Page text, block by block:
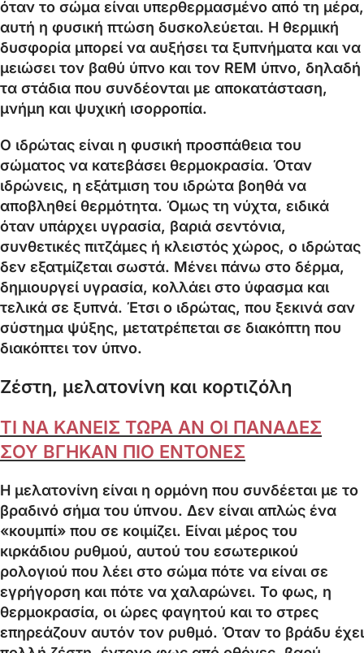
όταν το σώμα είναι υπερθερμασμένο από τη μέρα,
αυτή η φυσική πτώση δυσκολεύεται. Η θερμική
δυσφορία μπορεί να αυξήσει τα ξυπνήματα και να
μειώσει τον βαθύ ύπνο και τον REM ύπνο, δηλαδή
τα στάδια που συνδέονται με αποκατάσταση,
μνήμη και ψυχική ισορροπία.
Ο ιδρώτας είναι η φυσική προσπάθεια του
σώματος να κατεβάσει θερμοκρασία. Όταν
ιδρώνεις, η εξάτμιση του ιδρώτα βοηθά να
αποβληθεί θερμότητα. Όμως τη νύχτα, ειδικά
όταν υπάρχει υγρασία, βαριά σεντόνια,
συνθετικές πιτζάμες ή κλειστός χώρος, ο ιδρώτας
δεν εξατμίζεται σωστά. Μένει πάνω στο δέρμα,
δημιουργεί υγρασία, κολλάει στο ύφασμα και
τελικά σε ξυπνά. Έτσι ο ιδρώτας, που ξεκινά σαν
σύστημα ψύξης, μετατρέπεται σε διακόπτη που
διακόπτει τον ύπνο.
Ζέστη, μελατονίνη και κορτιζόλη
ΤΙ ΝΑ ΚΑΝΕΙΣ ΤΩΡΑ ΑΝ ΟΙ ΠΑΝΑΔΕΣ
ΣΟΥ ΒΓΗΚΑΝ ΠΙΟ ΕΝΤΟΝΕΣ
Η μελατονίνη είναι η ορμόνη που συνδέεται με το
βραδινό σήμα του ύπνου. Δεν είναι απλώς ένα
«κουμπί» που σε κοιμίζει. Είναι μέρος του
κιρκάδιου ρυθμού, αυτού του εσωτερικού
ρολογιού που λέει στο σώμα πότε να είναι σε
εγρήγορση και πότε να χαλαρώνει. Το φως, η
θερμοκρασία, οι ώρες φαγητού και το στρες
επηρεάζουν αυτόν τον ρυθμό. Όταν το βράδυ έχει